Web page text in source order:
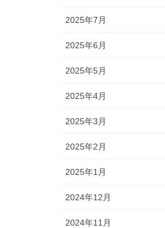
2025年7月
2025年6月
2025年5月
2025年4月
2025年3月
2025年2月
2025年1月
2024年12月
2024年11月